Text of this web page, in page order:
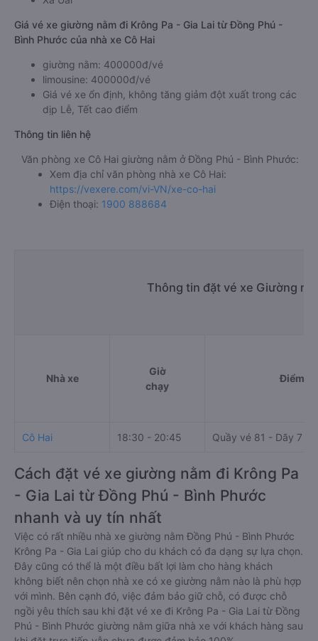
Giá vé xe giường nằm đi Krông Pa - Gia Lai từ Đồng Phú -
Bình Phước của nhà xe Cô Hai
giường nằm: 400000đ/vé
limousine: 400000đ/vé
Giá vé xe ổn định, không tăng giảm đột xuất trong các
dịp Lễ, Tết cao điểm
Thông tin liên hệ
Văn phòng xe Cô Hai giường nằm ở Đồng Phú - Bình Phước:
Xem địa chỉ văn phòng nhà xe Cô Hai:
https://vexere.com/vi-VN/xe-co-hai
Điện thoại: 1900 888684
Thông tin đặt vé xe Giường
Nhà xe
Giờ
chạy
Điểm đi
Cô Hai 18:30 - 20:45 Quầy vé 81 - Dãy 7
Cách đặt vé xe giường nằm đi Krông Pa
- Gia Lai từ Đồng Phú - Bình Phước
nhanh và uy tín nhất
Việc có rất nhiều nhà xe giường nằm Đồng Phú - Bình Phước
Krông Pa - Gia Lai giúp cho du khách có đa dạng sự lựa chọn.
Đây cũng có thể là một điều bất lợi làm cho hàng khách
không biết nên chọn nhà xe có xe giường nằm nào là phù hợp
với mình. Bên cạnh đó, việc đảm bảo giữ chỗ, có được chỗ
ngồi yêu thích sau khi đặt vé xe đi Krông Pa - Gia Lai từ Đồng
Phú - Bình Phước giường nằm giữa nhà xe với khách hàng sau